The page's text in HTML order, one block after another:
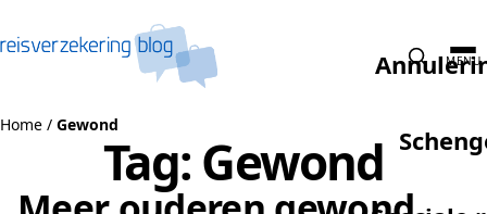
MENU
Home / Gewond
Tag: Gewond